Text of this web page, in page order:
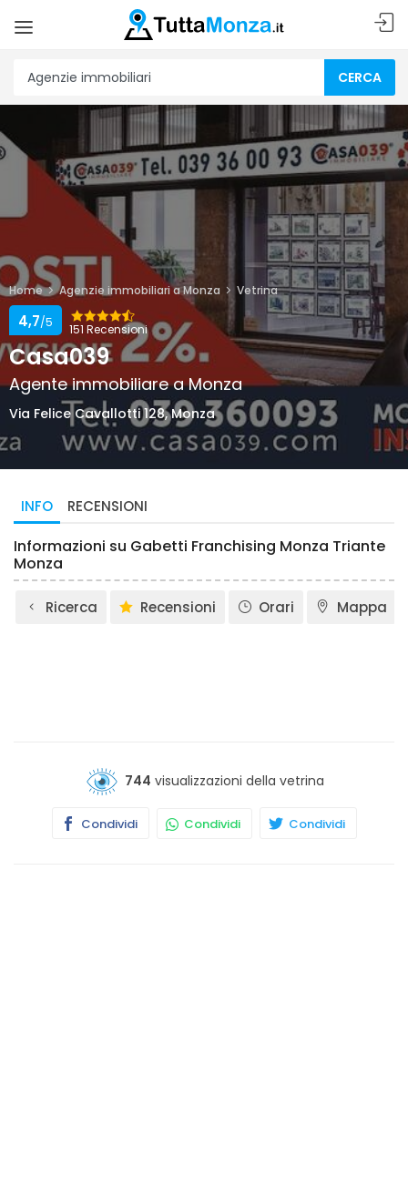
CERCA
Home Agenzie immobiliari a Monza Vetrina
151 Recensioni
4,7/5
Casa039
Agente immobiliare a Monza
Via Felice Cavallotti 128, Monza
INFO RECENSIONI
Informazioni su Gabetti Franchising Monza Triante
Monza
Ricerca Recensioni Orari Mappa
744 visualizzazioni della vetrina
Condividi Condividi Condividi